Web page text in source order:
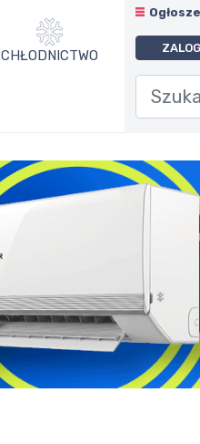
CHŁODNICTWO